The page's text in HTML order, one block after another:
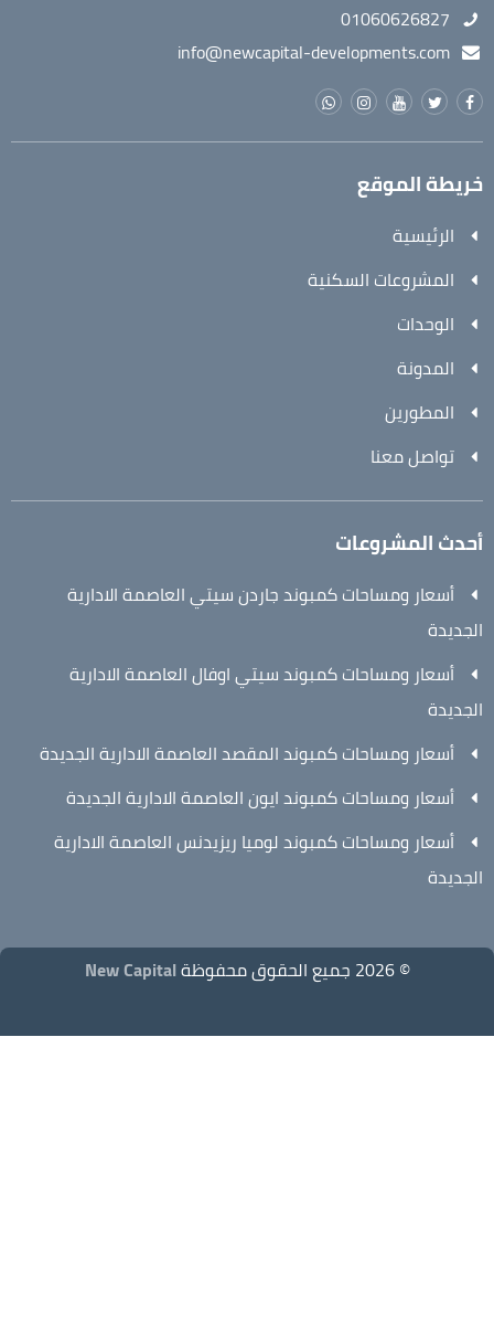
01060626827
info@newcapital-developments.com
خريطة الموقع
الرئيسية
المشروعات السكنية
الوحدات
المدونة
المطورين
تواصل معنا
أحدث المشروعات
أسعار ومساحات كمبوند جاردن سيتي العاصمة الادارية
الجديدة
أسعار ومساحات كمبوند سيتي اوفال العاصمة الادارية
الجديدة
أسعار ومساحات كمبوند المقصد العاصمة الادارية الجديدة
أسعار ومساحات كمبوند ايون العاصمة الادارية الجديدة
أسعار ومساحات كمبوند لوميا ريزيدنس العاصمة الادارية
الجديدة
© 2026 جميع الحقوق محفوظة New Capital